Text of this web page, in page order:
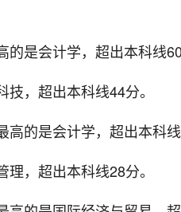
是会计学，超出本科线60
，超出本科线44分。
的是会计学，超出本科线
，超出本科线28分。